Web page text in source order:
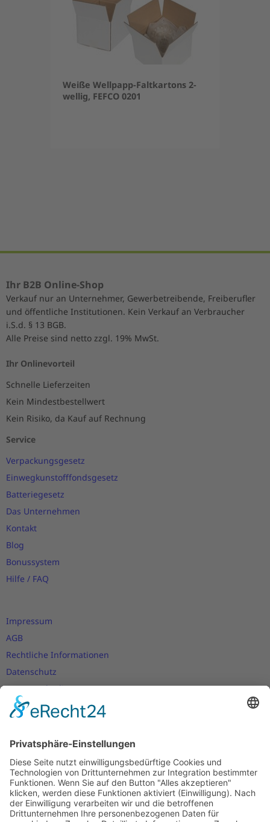
Weiße Wellpapp-Faltkartons 2-
wellig, FEFCO 0201
Ihr B2B Online-Shop
Verkauf nur an Unternehmer, Gewerbetreibende, Freiberufler
und öffentliche Institutionen. Kein Verkauf an Verbraucher
i.S.d. § 13 BGB.
Alle Preise sind netto zzgl. 19% MwSt.
Ihr Onlinevorteil
Schnelle Lieferzeiten
Kein Mindestbestellwert
Kein Risiko, da Kauf auf Rechnung
Service
Verpackungsgesetz
Einwegkunstofffondsgesetz
Batteriegesetz
Das Unternehmen
Kontakt
Blog
Bonussystem
Hilfe / FAQ
Impressum
AGB
Rechtliche Informationen
Datenschutz
Nutzungsbedingungen
Versand- und Zahlungsbedingungen
Cookie-Einstellungen
Newsletter
Verpassen Sie keine Neuigkeiten,
Angebote und Gutscheine!